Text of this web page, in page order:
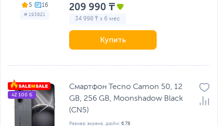
5
# 193821
209 990 ₸
34 998 ₸ x 6 мес
Купить
+2 100 Б
Смартфон Tecno Camon 50, 12
GB, 256 GB, Moonshadow Black
(CN5)
Размер экрана, дюйм: 6.78